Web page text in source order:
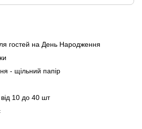
гостей на День Народження
- щільний папір
від 10 до 40 шт